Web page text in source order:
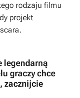
rodzaju filmu
projekt
legendarną
graczy chce
zacznijcie